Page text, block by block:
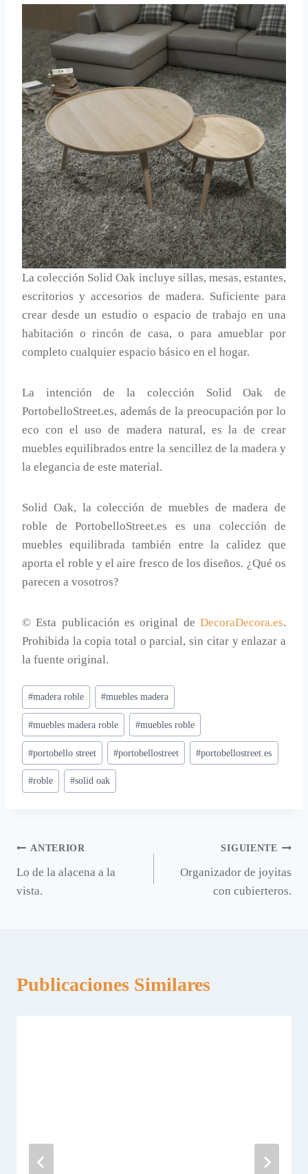
La colección Solid Oak incluye sillas, mesas, estantes,
escritorios y accesorios de madera. Suficiente para
crear desde un estudio o espacio de trabajo en una
habitación o rincón de casa, o para amueblar por
completo cualquier espacio básico en el hogar.
La intención de la colección Solid Oak de
PortobelloStreet.es, además de la preocupación por lo
eco con el uso de madera natural, es la de crear
muebles equilibrados entre la sencillez de la madera y
la elegancia de este material.
Solid Oak, la colección de muebles de madera de
roble de PortobelloStreet.es es una colección de
muebles equilibrada también entre la calidez que
aporta el roble y el aire fresco de los diseños. ¿Qué os
parecen a vosotros?
© Esta publicación es original de DecoraDecora.es.
Prohibida la copia total o parcial, sin citar y enlazar a
la fuente original.
Etiquetas
de
la
entrada:
#madera roble #muebles madera
#muebles madera roble #muebles roble
#portobello street #portobellostreet #portobellostreet.es
#roble #solid oak
Navegación
de
ANTERIOR
Lo de la alacena a la
vista.
SIGUIENTE
Organizador de joyitas
con cubierteros.
Publicaciones Similares